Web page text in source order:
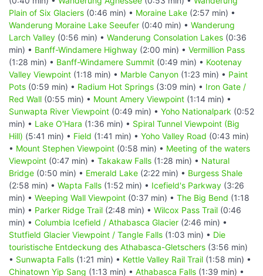
Plain of Six Glaciers (0:46 min) • Moraine Lake (2:57 min) •
Wanderung Moraine Lake Seeufer (0:40 min) • Wanderung
Larch Valley (0:56 min) • Wanderung Consolation Lakes (0:36
min) • Banff-Windamere Highway (2:00 min) • Vermillion Pass
(1:28 min) • Banff-Windamere Summit (0:49 min) • Kootenay
Valley Viewpoint (1:18 min) • Marble Canyon (1:23 min) • Paint
Pots (0:59 min) • Radium Hot Springs (3:09 min) • Iron Gate /
Red Wall (0:55 min) • Mount Amery Viewpoint (1:14 min) •
Sunwapta River Viewpoint (0:49 min) • Yoho Nationalpark (0:52
min) • Lake O'Hara (1:36 min) • Spiral Tunnel Viewpoint (Big
Hill) (5:41 min) • Field (1:41 min) • Yoho Valley Road (0:43 min)
• Mount Stephen Viewpoint (0:58 min) • Meeting of the waters
Viewpoint (0:47 min) • Takakaw Falls (1:28 min) • Natural
Bridge (0:50 min) • Emerald Lake (2:22 min) • Burgess Shale
(2:58 min) • Wapta Falls (1:52 min) • Icefield's Parkway (3:26
min) • Weeping Wall Viewpoint (0:37 min) • The Big Bend (1:18
min) • Parker Ridge Trail (2:48 min) • Wilcox Pass Trail (0:46
min) • Columbia Icefield / Athabasca Glacier (2:46 min) •
Stutfield Glacier Viewpoint / Tangle Falls (1:03 min) • Die
touristische Entdeckung des Athabasca-Gletschers (3:56 min)
• Sunwapta Falls (1:21 min) • Kettle Valley Rail Trail (1:58 min) •
Chinatown Yip Sang (1:13 min) • Athabasca Falls (1:39 min) •